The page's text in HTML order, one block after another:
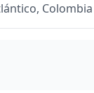
Colombia